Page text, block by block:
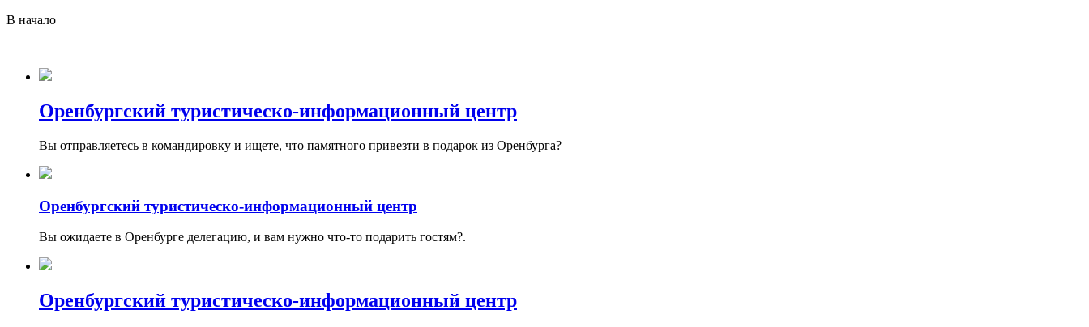
В начало
Оренбургский туристическо-информационный центр
Вы отправляетесь в командировку и ищете, что памятного привезти в подарок из Оренбурга?
Оренбургский туристическо-информационный центр
Вы ожидаете в Оренбурге делегацию, и вам нужно что-то подарить гостям?.
Оренбургский туристическо-информационный центр